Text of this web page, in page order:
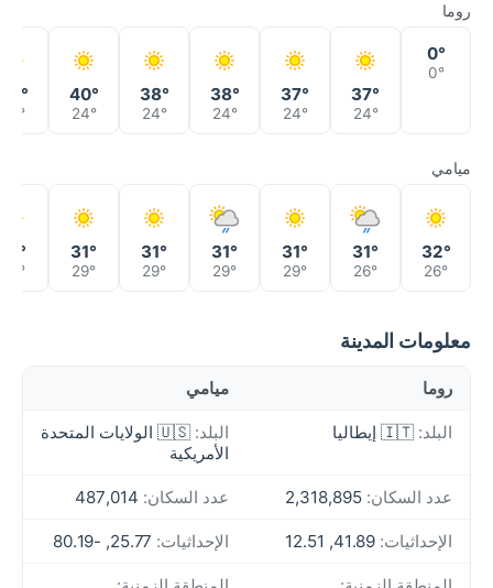
روما
0°
0°
37°
24°
37°
24°
38°
24°
38°
24°
40°
24°
26°
ميامي
32°
26°
31°
26°
31°
29°
31°
29°
31°
29°
31°
29°
31°
29°
معلومات المدينة
روما ميامي
البلد: 🇮🇹 إيطاليا البلد:
🇺🇸 الولايات المتحدة
الأمريكية
عدد السكان: عدد السكان:
الإحداثيات: الإحداثيات: